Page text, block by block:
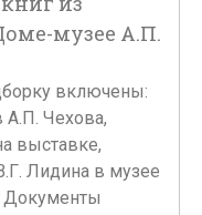
музее А.П.
включены:
А.П. Чехова,
выставке,
Лидина в музее
Документы